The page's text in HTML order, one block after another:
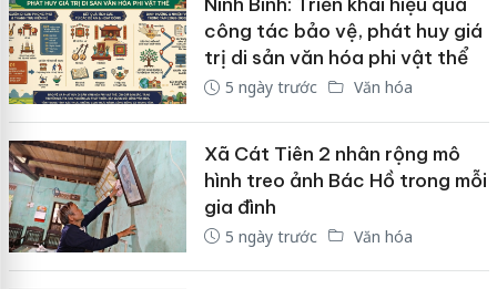
công tác bảo vệ, phát huy giá
trị di sản văn hóa phi vật thể
5 ngày trước Văn hóa
Xã Cát Tiên 2 nhân rộng mô
hình treo ảnh Bác Hồ trong mỗi
gia đình
5 ngày trước Văn hóa